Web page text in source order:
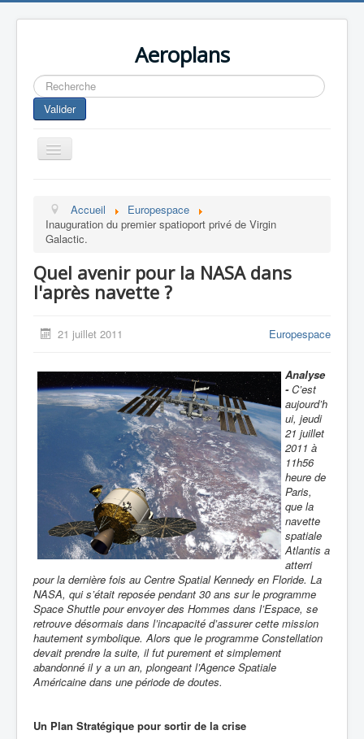
Aeroplans
Rechercher
Valider
Toggle
Navigation
Aviation Commerciale
Aviation d'Affaire
Aviation Militaire
Europespace
Drones
Accueil
Europespace
Inauguration du premier spatioport privé de Virgin
Galactic.
Quel avenir pour la NASA dans
l'après navette ?
21 juillet 2011 Europespace
Analyse
-C’est
aujourd’h
ui, jeudi
21 juillet
2011 à
11h56
heure de
Paris,
que la
navette
spatiale
Atlantis a
atterri
pour la dernière fois au Centre Spatial Kennedy en Floride. La
NASA, qui s’était reposée pendant 30 ans sur le programme
Space Shuttle pour envoyer des Hommes dans l’Espace, se
retrouve désormais dans l’incapacité d’assurer cette mission
hautement symbolique. Alors que le programme Constellation
devait prendre la suite, il fut purement et simplement
abandonné il y a un an, plongeant l’Agence Spatiale
Américaine dans une période de doutes.
Un Plan Stratégique pour sortir de la crise